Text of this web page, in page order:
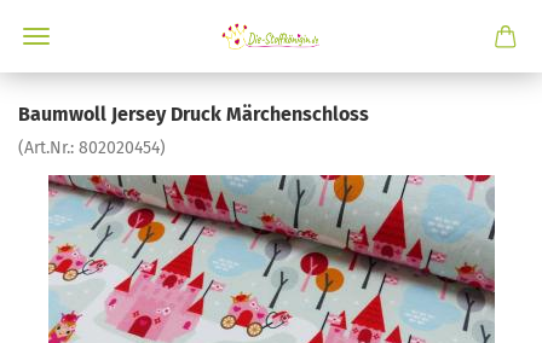
Baumwoll Jersey Druck Märchenschloss
(Art.Nr.: 802020454)